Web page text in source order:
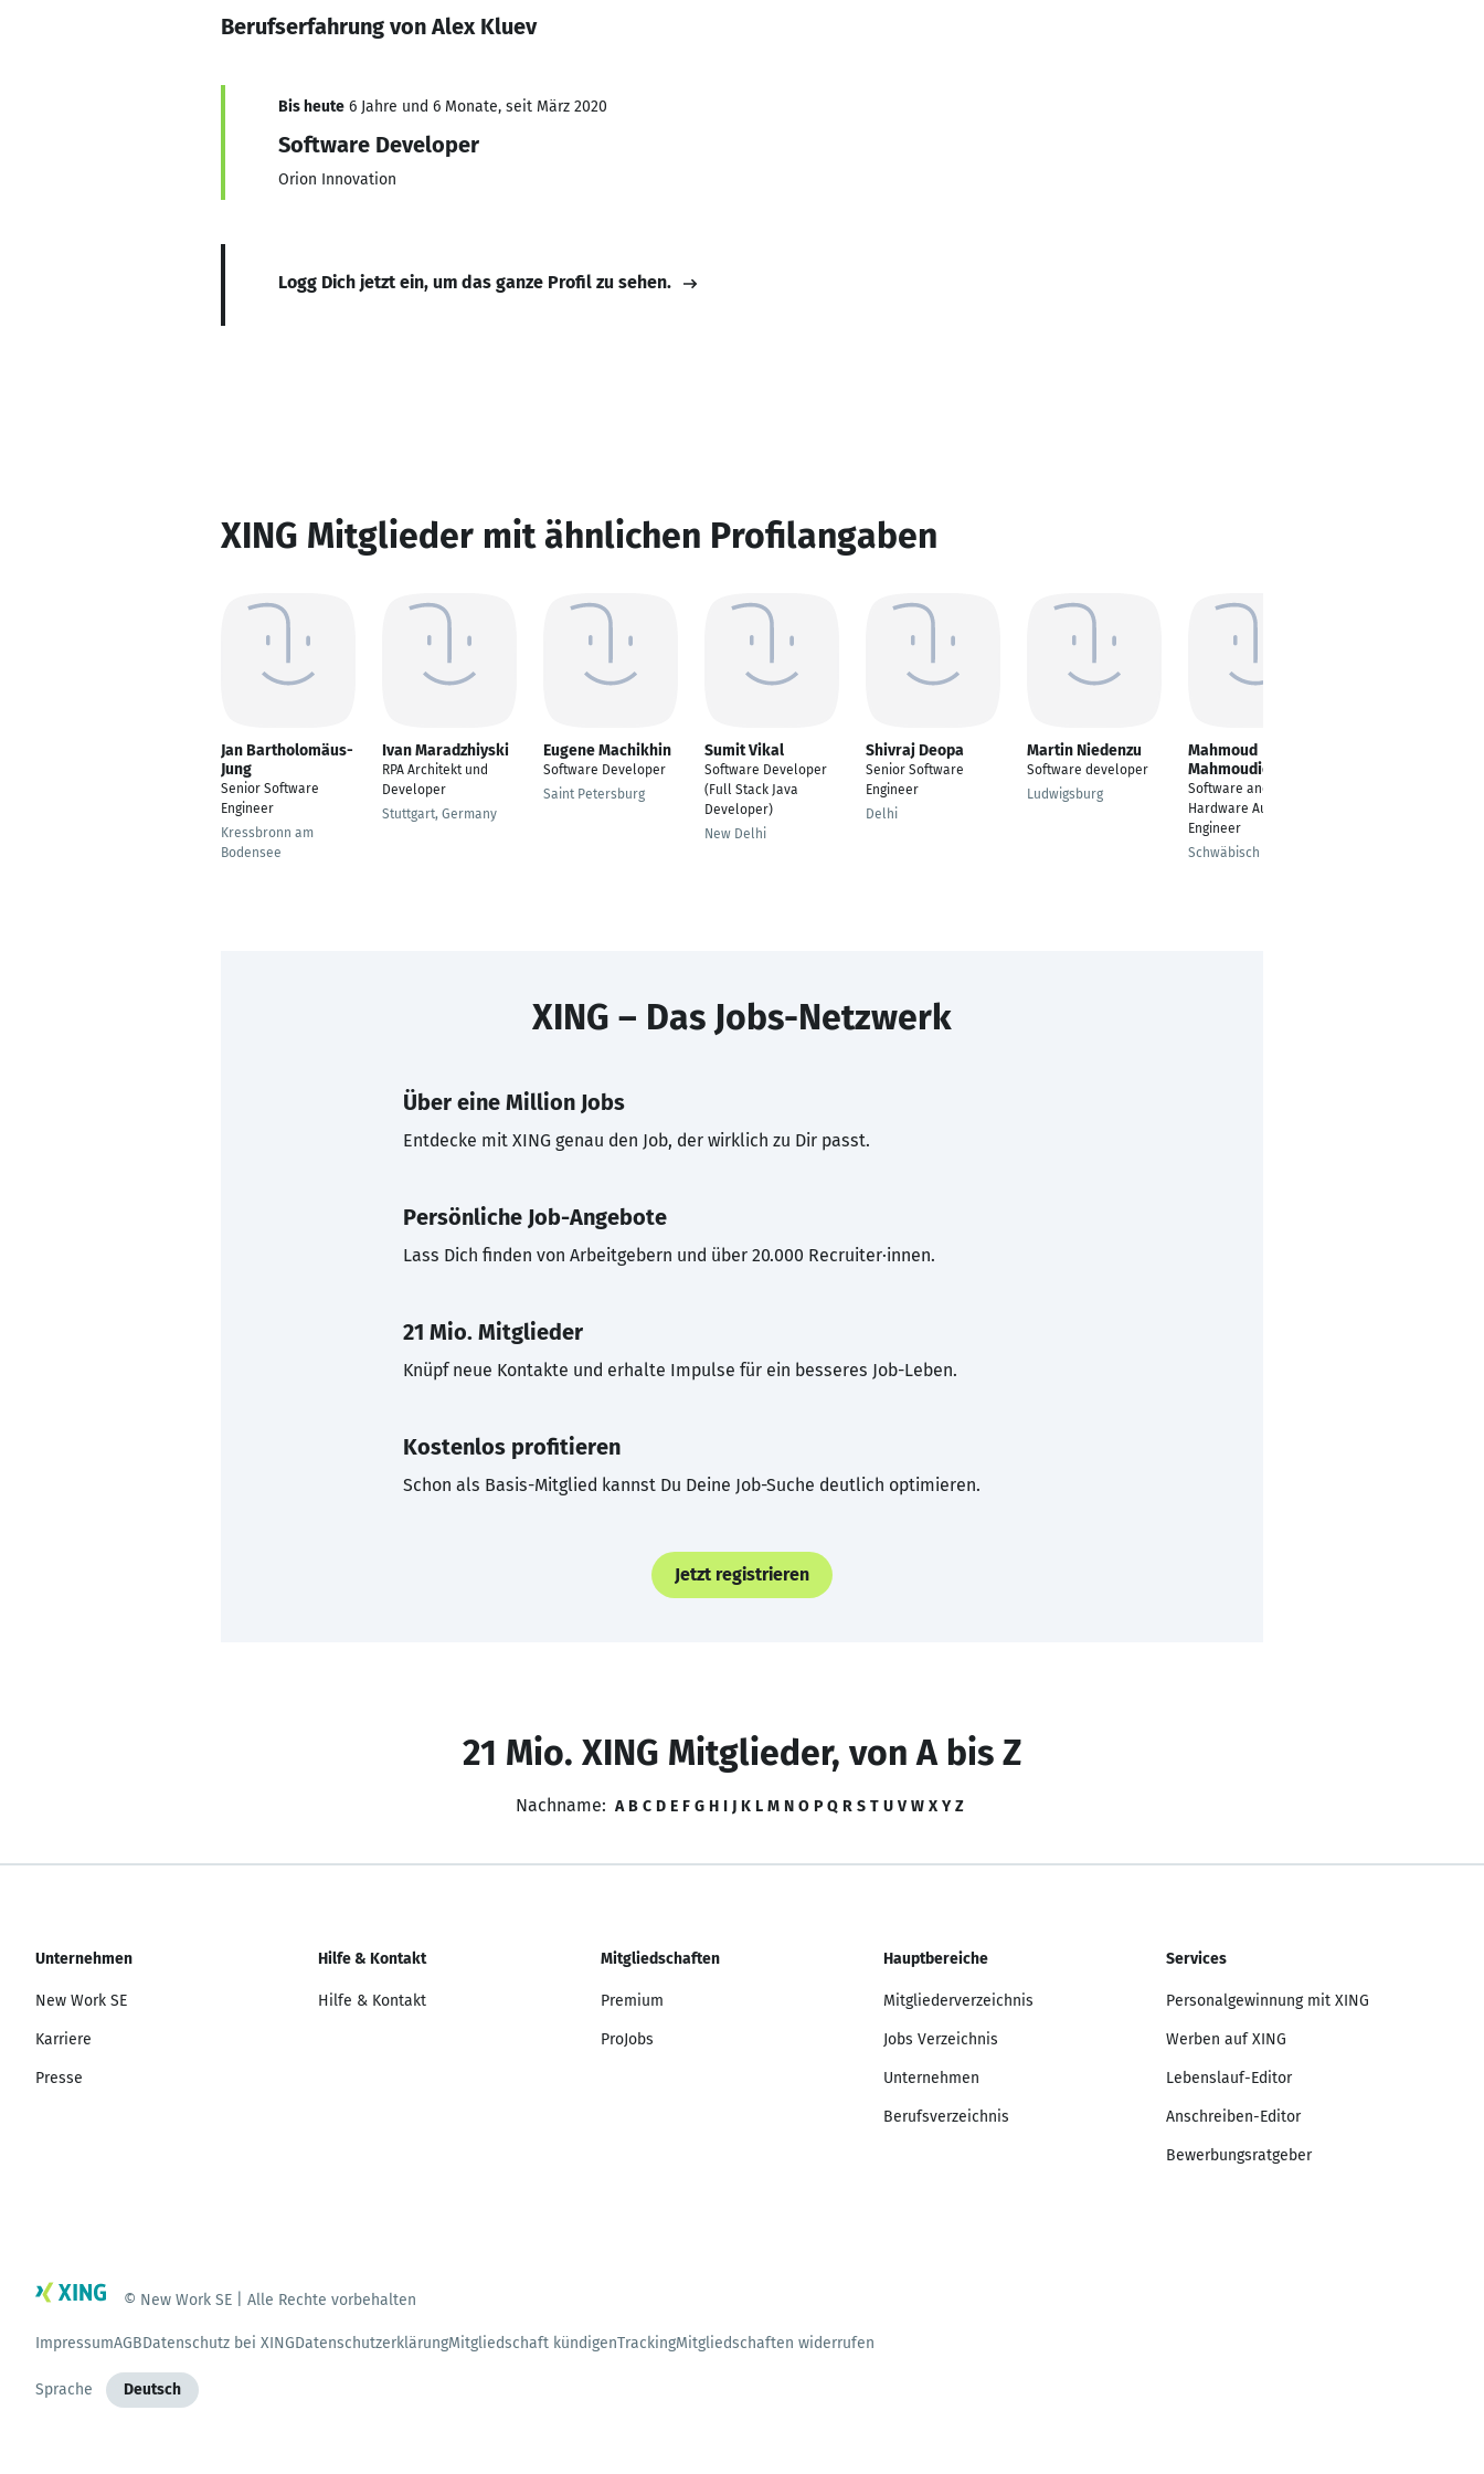
Berufserfahrung von Alex Kluev
Bis heute 6 Jahre und 6 Monate, seit März 2020
Software Developer
Orion Innovation
Logg Dich jetzt ein, um das ganze Profil zu sehen.
XING Mitglieder mit ähnlichen Profilangaben
Jan Bartholomäus-
Jung
Senior Software
Engineer
Kressbronn am
Bodensee
Ivan Maradzhiyski
RPA Architekt und
Developer
Stuttgart, Germany
Eugene Machikhin
Software Developer
Saint Petersburg
Sumit Vikal
Software Developer
(Full Stack Java
Developer)
New Delhi
Shivraj Deopa
Senior Software
Engineer
Delhi
Martin Niedenzu
Software developer
Ludwigsburg
Mahmoud
Mahmoudieh
Software and
Hardware Automation
Engineer
Schwäbisch Gmünd
XING – Das Jobs-Netzwerk
Über eine Million Jobs
Entdecke mit XING genau den Job, der wirklich zu Dir passt.
Persönliche Job-Angebote
Lass Dich finden von Arbeitgebern und über 20.000 Recruiter·innen.
21 Mio. Mitglieder
Knüpf neue Kontakte und erhalte Impulse für ein besseres Job-Leben.
Kostenlos profitieren
Schon als Basis-Mitglied kannst Du Deine Job-Suche deutlich optimieren.
Jetzt registrieren
21 Mio. XING Mitglieder, von A bis Z
Nachname: A B C D E F G H I J K L M N O P Q R S T U V W X Y Z
Unternehmen
New Work SE
Karriere
Presse
Hilfe & Kontakt
Hilfe & Kontakt
Mitgliedschaften
Premium
ProJobs
Hauptbereiche
Mitgliederverzeichnis
Jobs Verzeichnis
Unternehmen
Berufsverzeichnis
Services
Personalgewinnung mit XING
Werben auf XING
Lebenslauf-Editor
Anschreiben-Editor
Bewerbungsratgeber
© New Work SE | Alle Rechte vorbehalten
ImpressumAGBDatenschutz bei XINGDatenschutzerklärungMitgliedschaft kündigenTrackingMitgliedschaften widerrufen
Sprache Deutsch